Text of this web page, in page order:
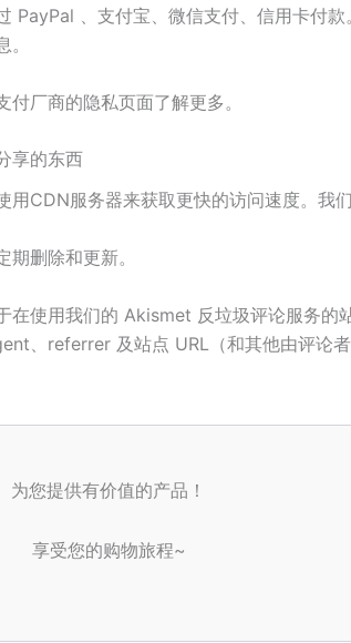
PayPal 、支付宝、微信支付、信用卡付
付厂商的隐私页面了解更多。
享的东西
用CDN服务器来获取更快的访问速度。我
期删除和更新。
在使用我们的 Akismet 反垃圾评论服务的
、referrer 及站点 URL（和其他由评论
为您提供有价值的产品！
享受您的购物旅程~